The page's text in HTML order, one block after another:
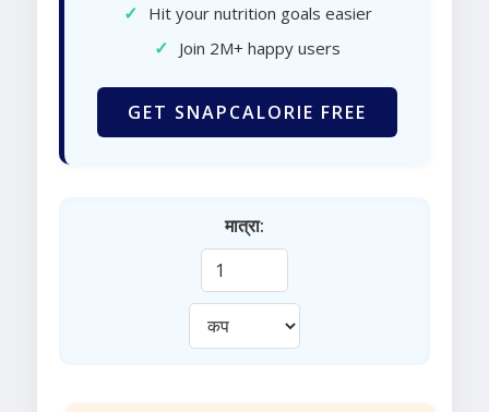
✓ Hit your nutrition goals easier
✓ Join 2M+ happy users
GET SNAPCALORIE FREE
मात्रा: